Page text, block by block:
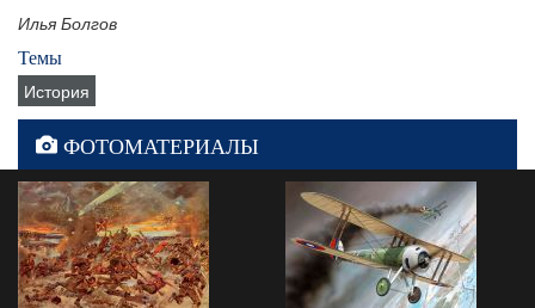
Илья Болгов
Темы
История
ФОТОМАТЕРИАЛЫ